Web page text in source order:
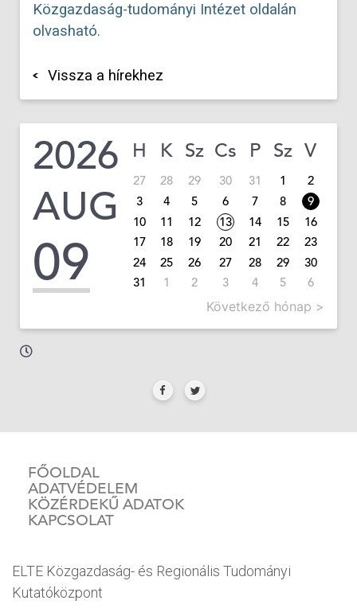
Közgazdaság-tudományi Intézet oldalán
olvasható.
Vissza a hírekhez
2026
AUG
09
H K Sz Cs P Sz V
27 28 29 30 31 1
2
3
4 5 6 7 8
9
10
11 12 13 14 15
16
17
18 19 20 21 22
23
24
25 26 27 28 29
30
31
1 2 3 4 5 6
Következő hónap >
FŐOLDAL
ADATVÉDELEM
KÖZÉRDEKŰ ADATOK
KAPCSOLAT
ELTE Közgazdaság- és Regionális Tudományi
Kutatóközpont